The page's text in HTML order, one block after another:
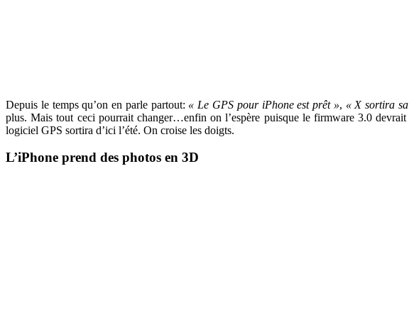
Depuis le temps qu’on en parle partout: « Le GPS pour iPhone est prêt », « X sortira
plus. Mais tout ceci pourrait changer…enfin on l’espère puisque le firmware 3.0
logiciel GPS sortira d’ici l’été. On croise les doigts.
L’iPhone prend des photos en 3D